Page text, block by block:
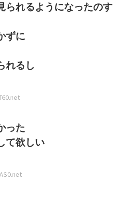
られるようになったのす
ずに
れるし
った
て欲しい